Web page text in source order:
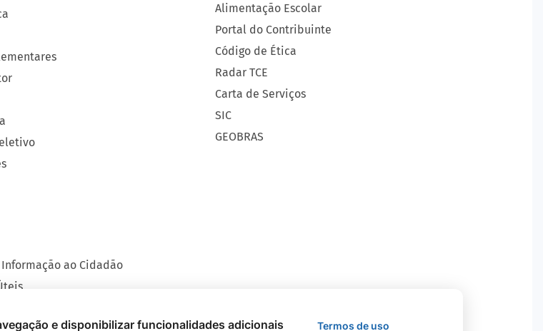
ao Cidadão
Alimentação Escolar
Portal do Contribuinte
Código de Ética
Radar TCE
Carta de Serviços
SIC
GEOBRAS
e disponibilizar funcionalidades adicionais Termos de uso